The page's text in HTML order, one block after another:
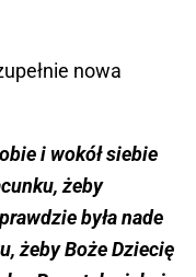
nowa
i wokół siebie
żeby
była nade
żeby Boże Dziecię